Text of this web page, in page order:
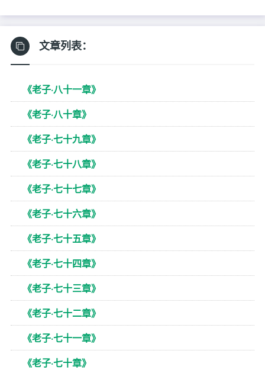
文章列表：
《老子·八十一章》
《老子·八十章》
《老子·七十九章》
《老子·七十八章》
《老子·七十七章》
《老子·七十六章》
《老子·七十五章》
《老子·七十四章》
《老子·七十三章》
《老子·七十二章》
《老子·七十一章》
《老子·七十章》